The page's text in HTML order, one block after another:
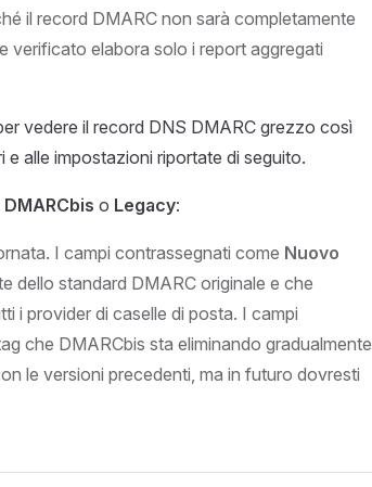
il record DMARC non sarà completamente
verificato elabora solo i report aggregati
vedere il record DNS DMARC grezzo così
alle impostazioni riportate di seguito.
o Legacy:
I campi contrassegnati come Nuovo
dello standard DMARC originale e che
i provider di caselle di posta. I campi
che DMARCbis sta eliminando gradualmente
le versioni precedenti, ma in futuro dovresti